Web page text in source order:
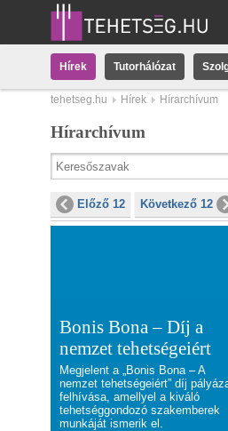
Hírek Tutorhálózat
tehetseg.hu Hírek Hírarchívum
Hírarchívum
Előző 12 Következő 12
Bonis Bona – Díj a
nemzet tehetségeiért
Megjelent a „Bonis Bona – A
nemzet tehetségeiért” díj
felhívása, amellyel a kiváló
tehetséggondozó szakemberek
munkáját ismerik el.